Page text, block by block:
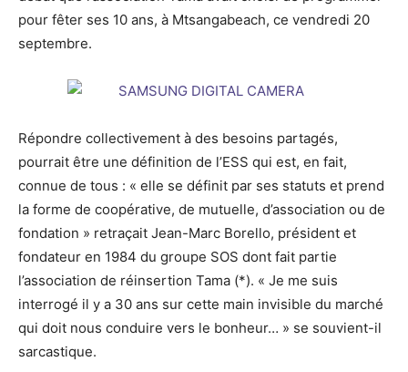
pour fêter ses 10 ans, à Mtsangabeach, ce vendredi 20
septembre.
Répondre collectivement à des besoins partagés,
pourrait être une définition de l’ESS qui est, en fait,
connue de tous : « elle se définit par ses statuts et prend
la forme de coopérative, de mutuelle, d’association ou de
fondation » retraçait Jean-Marc Borello, président et
fondateur en 1984 du groupe SOS dont fait partie
l’association de réinsertion Tama (*). « Je me suis
interrogé il y a 30 ans sur cette main invisible du marché
qui doit nous conduire vers le bonheur… » se souvient-il
sarcastique.